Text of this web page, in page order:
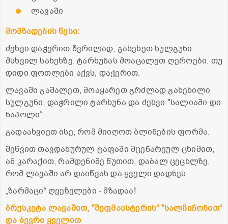
ლავაში
მომზადების წესი:
ძეხვი დაჭერით წვრილად, გახეხეთ სულგუნი
მსხვილ სახეხზე. ტარხუნას მოაცალეთ ღეროები. თუ
დიდი ფოთლები აქვს, დაჭერით.
ლავაში გაშალეთ, მოაყარეთ გრძლად გახეხილი
სულგუნი, დაჭრილი ტარხუნა და ძეხვი "სალიამი დი
ნაპოლი“.
გადაახვიეთ ისე, რომ მიიღოთ ბლინების ფორმა.
შეწვით თავდახურულ ტაფაში მცენარეულ ცხიმით,
ან კარაქით, რამდენიმე წუთით, დაბალ ცეცხლზე,
რომ ლავაში არ დაიწვას და ყველი დადნეს.
„ზარმაცი“ ღვეზელები - მზადაა!
ბრუსკეტა ლავაშით, "შეფმაისტერის“ "სალჩიჩონით“
და ბევრი ყველით